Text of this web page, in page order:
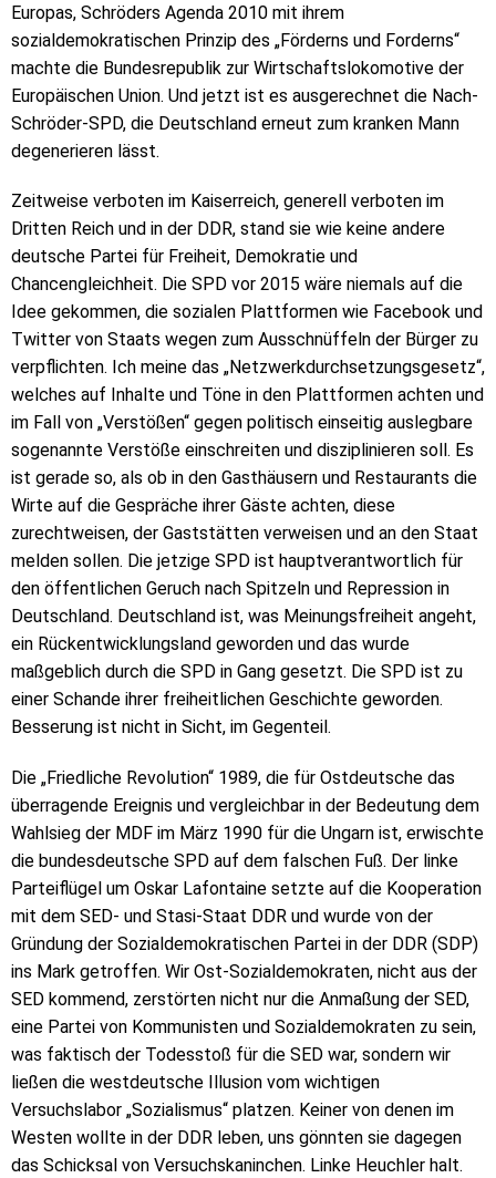
Europas, Schröders Agenda 2010 mit ihrem
sozialdemokratischen Prinzip des „Förderns und Forderns“
machte die Bundesrepublik zur Wirtschaftslokomotive der
Europäischen Union. Und jetzt ist es ausgerechnet die Nach-
Schröder-SPD, die Deutschland erneut zum kranken Mann
degenerieren lässt.
Zeitweise verboten im Kaiserreich, generell verboten im
Dritten Reich und in der DDR, stand sie wie keine andere
deutsche Partei für Freiheit, Demokratie und
Chancengleichheit. Die SPD vor 2015 wäre niemals auf die
Idee gekommen, die sozialen Plattformen wie Facebook und
Twitter von Staats wegen zum Ausschnüffeln der Bürger zu
verpflichten. Ich meine das „Netzwerkdurchsetzungsgesetz“,
welches auf Inhalte und Töne in den Plattformen achten und
im Fall von „Verstößen“ gegen politisch einseitig auslegbare
sogenannte Verstöße einschreiten und disziplinieren soll. Es
ist gerade so, als ob in den Gasthäusern und Restaurants die
Wirte auf die Gespräche ihrer Gäste achten, diese
zurechtweisen, der Gaststätten verweisen und an den Staat
melden sollen. Die jetzige SPD ist hauptverantwortlich für
den öffentlichen Geruch nach Spitzeln und Repression in
Deutschland. Deutschland ist, was Meinungsfreiheit angeht,
ein Rückentwicklungsland geworden und das wurde
maßgeblich durch die SPD in Gang gesetzt. Die SPD ist zu
einer Schande ihrer freiheitlichen Geschichte geworden.
Besserung ist nicht in Sicht, im Gegenteil.
Die „Friedliche Revolution“ 1989, die für Ostdeutsche das
überragende Ereignis und vergleichbar in der Bedeutung dem
Wahlsieg der MDF im März 1990 für die Ungarn ist, erwischte
die bundesdeutsche SPD auf dem falschen Fuß. Der linke
Parteiflügel um Oskar Lafontaine setzte auf die Kooperation
mit dem SED- und Stasi-Staat DDR und wurde von der
Gründung der Sozialdemokratischen Partei in der DDR (SDP)
ins Mark getroffen. Wir Ost-Sozialdemokraten, nicht aus der
SED kommend, zerstörten nicht nur die Anmaßung der SED,
eine Partei von Kommunisten und Sozialdemokraten zu sein,
was faktisch der Todesstoß für die SED war, sondern wir
ließen die westdeutsche Illusion vom wichtigen
Versuchslabor „Sozialismus“ platzen. Keiner von denen im
Westen wollte in der DDR leben, uns gönnten sie dagegen
das Schicksal von Versuchskaninchen. Linke Heuchler halt.